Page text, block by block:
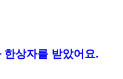
상자를 받았어요.